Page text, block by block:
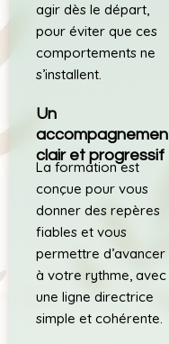
agir dès le départ,
pour éviter que ces
comportements ne
s’installent.
Un
clair et progressif
La formation est
conçue pour vous
donner des repères
fiables et vous
permettre d’avancer
à votre rythme, avec
une ligne directrice
simple et cohérente.